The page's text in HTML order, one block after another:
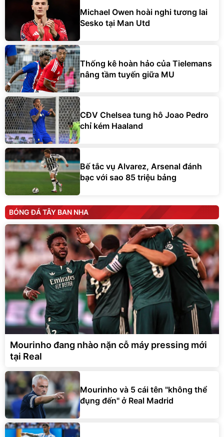
Michael Owen hoài nghi tương lai
Sesko tại Man Utd
Thống kê hoàn hảo của Tielemans
nâng tầm tuyến giữa MU
CĐV Chelsea tung hô Joao Pedro
chỉ kém Haaland
Bế tắc vụ Alvarez, Arsenal đánh
bạc với sao 85 triệu bảng
BÓNG ĐÁ TÂY BAN NHA
Mourinho đang nhào nặn cỗ máy pressing mới
tại Real
Mourinho và 5 cái tên "không thể
đụng đến" ở Real Madrid